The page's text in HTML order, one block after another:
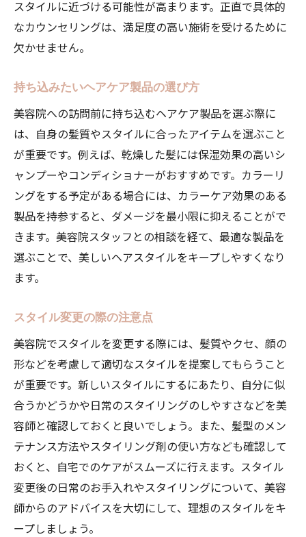
スタイルに近づける可能性が高まります。正直で具体的
なカウンセリングは、満足度の高い施術を受けるために
欠かせません。
持ち込みたいヘアケア製品の選び方
美容院への訪問前に持ち込むヘアケア製品を選ぶ際に
は、自身の髪質やスタイルに合ったアイテムを選ぶこと
が重要です。例えば、乾燥した髪には保湿効果の高いシ
ャンプーやコンディショナーがおすすめです。カラーリ
ングをする予定がある場合には、カラーケア効果のある
製品を持参すると、ダメージを最小限に抑えることがで
きます。美容院スタッフとの相談を経て、最適な製品を
選ぶことで、美しいヘアスタイルをキープしやすくなり
ます。
スタイル変更の際の注意点
美容院でスタイルを変更する際には、髪質やクセ、顔の
形などを考慮して適切なスタイルを提案してもらうこと
が重要です。新しいスタイルにするにあたり、自分に似
合うかどうかや日常のスタイリングのしやすさなどを美
容師と確認しておくと良いでしょう。また、髪型のメン
テナンス方法やスタイリング剤の使い方なども確認して
おくと、自宅でのケアがスムーズに行えます。スタイル
変更後の日常のお手入れやスタイリングについて、美容
師からのアドバイスを大切にして、理想のスタイルをキ
ープしましょう。